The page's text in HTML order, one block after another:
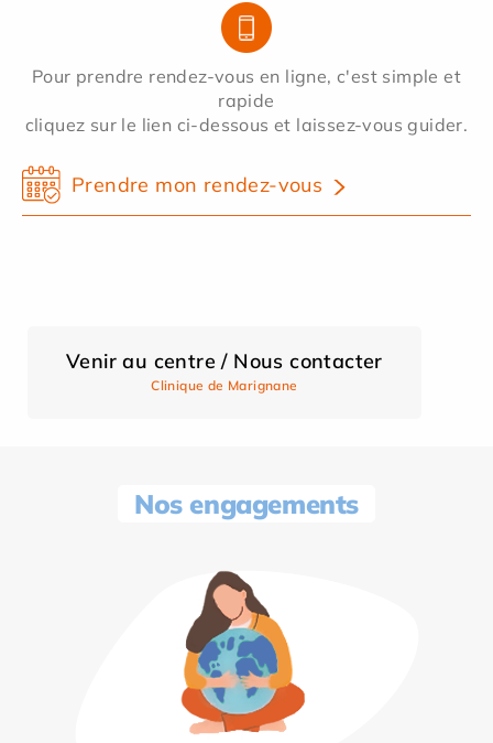
Pour prendre rendez-vous en ligne, c'est simple et
rapide
cliquez sur le lien ci-dessous et laissez-vous guider.
Prendre mon rendez-vous
Venir au centre / Nous contacter
Clinique de Marignane
Nos engagements